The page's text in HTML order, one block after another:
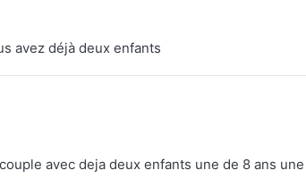
avez déjà deux enfants
avec deja deux enfants une de 8 ans